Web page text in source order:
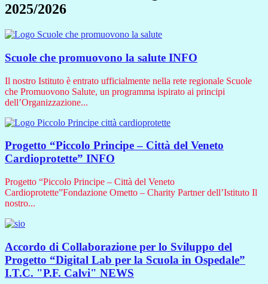
2025/2026
Scuole che promuovono la salute INFO
Il nostro Istituto è entrato ufficialmente nella rete regionale Scuole
che Promuovono Salute, un programma ispirato ai principi
dell’Organizzazione...
Progetto “Piccolo Principe – Città del Veneto
Cardioprotette” INFO
Progetto “Piccolo Principe – Città del Veneto
Cardioprotette”Fondazione Ometto – Charity Partner dell’Istituto Il
nostro...
Accordo di Collaborazione per lo Sviluppo del
Progetto “Digital Lab per la Scuola in Ospedale”
I.T.C. "P.F. Calvi" NEWS